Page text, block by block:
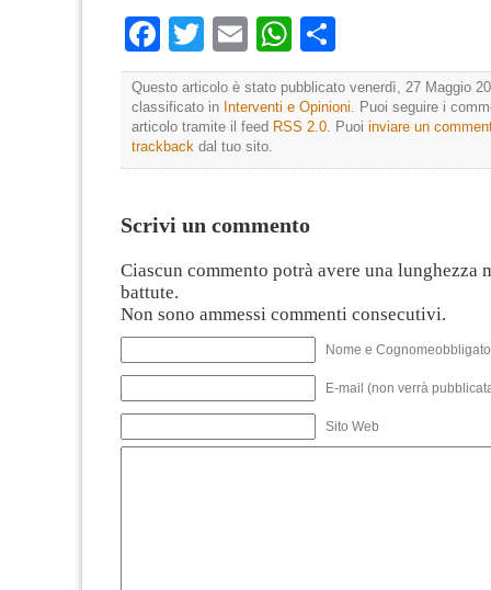
Facebook
TwitterEmailWhatsApp
Questo articolo è stato pubblicato venerdì, 27 Maggio
classificato in Interventi e Opinioni. Puoi seguire i
articolo tramite il feed RSS 2.0. Puoi inviare un
trackback dal tuo sito.
Scrivi un commento
Ciascun commento potrà avere una lunghezza
battute.
Non sono ammessi commenti consecutivi.
Nome e
E-mail (non verrà
Sito Web